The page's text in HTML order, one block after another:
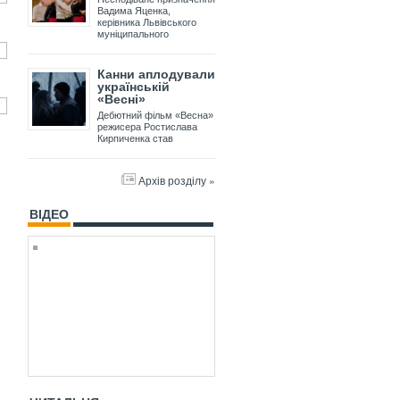
Вадима Яценка,
керівника Львівського
муніципального
Канни аплодували
українській
«Весні»
Дебютний фільм «Весна»
режисера Ростислава
Кирпиченка став
Архів розділу »
ВІДЕО